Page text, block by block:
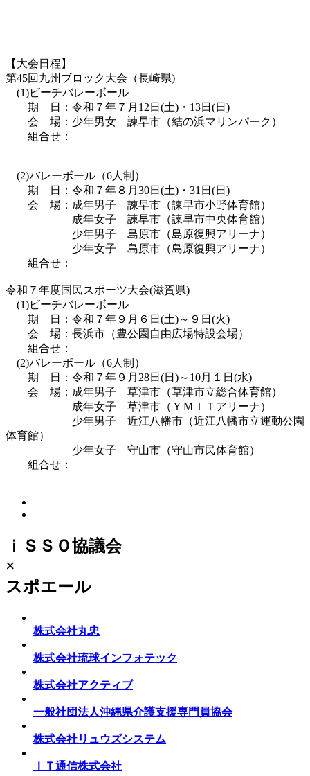
【大会日程】
第45回九州ブロック大会（長崎県)
(1)ビーチバレーボール
期 日：令和７年７月12日(土)・13日(日)
会 場：少年男女 諫早市（結の浜マリンパーク）
組合せ：
(2)バレーボール（6人制）
期 日：令和７年８月30日(土)・31日(日)
会 場：成年男子 諫早市（諫早市小野体育館）
成年女子 諫早市（諫早市中央体育館）
少年男子 島原市（島原復興アリーナ）
少年女子 島原市（島原復興アリーナ）
組合せ：
令和７年度国民スポーツ大会(滋賀県)
(1)ビーチバレーボール
期 日：令和７年９月６日(土)～９日(火)
会 場：長浜市（豊公園自由広場特設会場）
組合せ：
(2)バレーボール（6人制）
期 日：令和７年９月28日(日)～10月１日(水)
会 場：成年男子 草津市（草津市立総合体育館）
成年女子 草津市（ＹＭＩＴアリーナ）
少年男子 近江八幡市（近江八幡市立運動公園
体育館）
少年女子 守山市（守山市民体育館）
組合せ：
ｉＳＳＯ協議会
×
スポエール
株式会社丸忠
株式会社琉球インフォテック
株式会社アクティブ
一般社団法人沖縄県介護支援専門員協会
株式会社リュウズシステム
ＩＴ通信株式会社